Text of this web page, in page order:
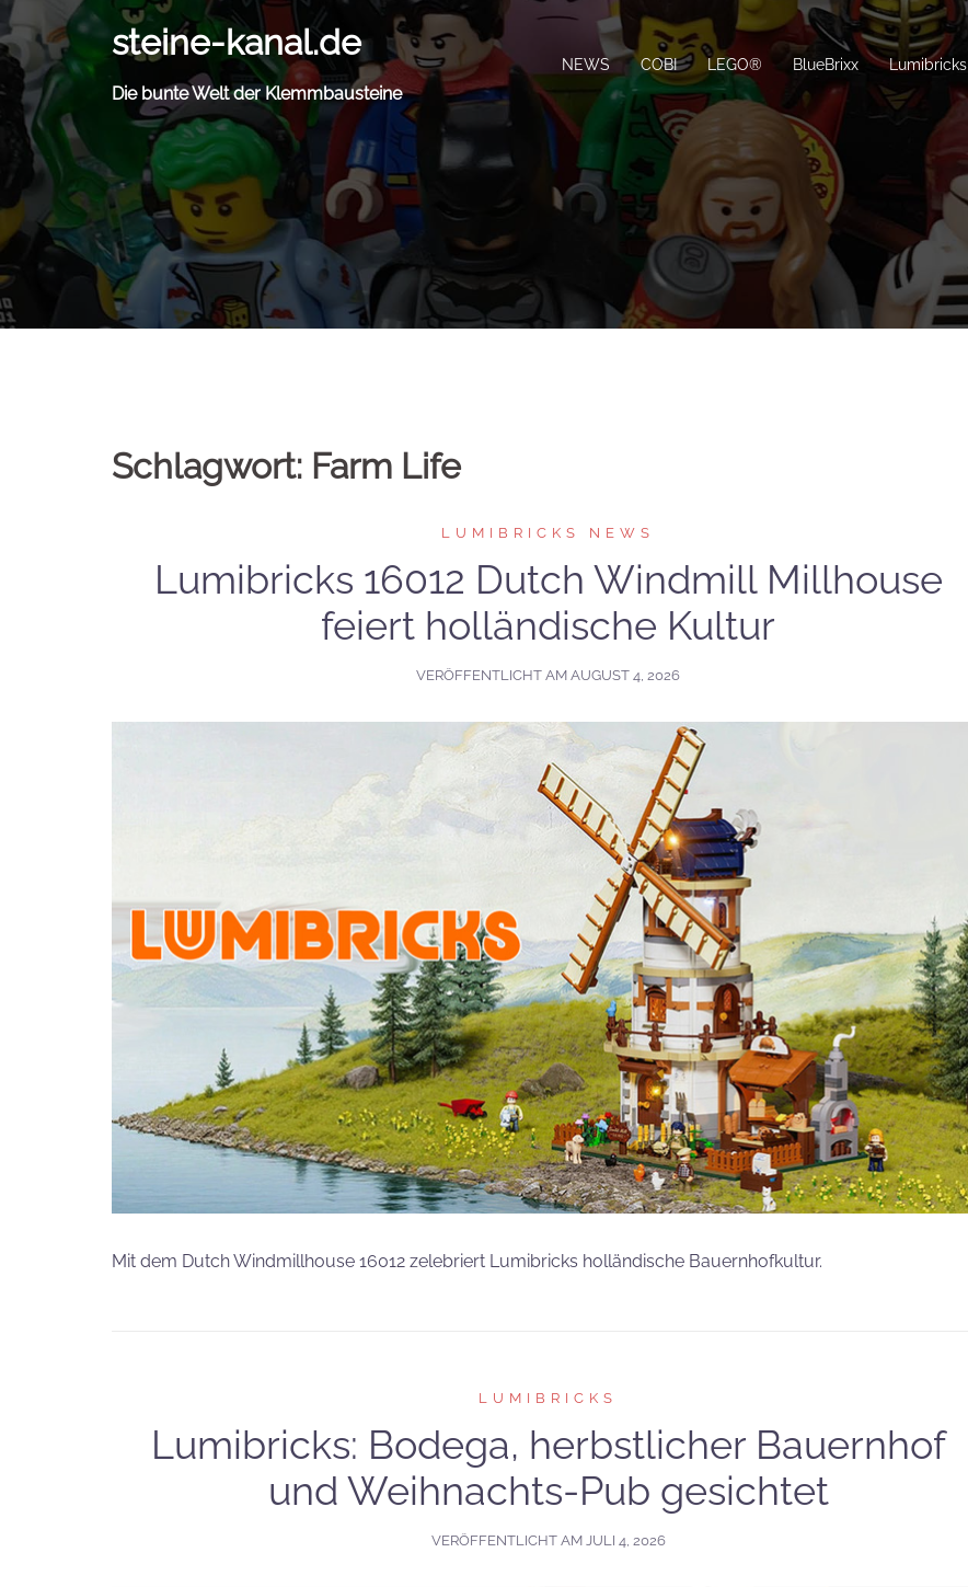
Zum
Inhalt
springen
steine-kanal.de
Die bunte Welt der Klemmbausteine
NEWS COBI LEGO® BlueBrixx Lumibricks
Schlagwort: Farm Life
LUMIBRICKS NEWS
Lumibricks 16012 Dutch Windmill Millhouse
feiert holländische Kultur
VERÖFFENTLICHT AMAUGUST 4, 2026
Mit dem Dutch Windmillhouse 16012 zelebriert Lumibricks holländische Bauernhofkultur.
LUMIBRICKS
Lumibricks: Bodega, herbstlicher Bauernhof
und Weihnachts-Pub gesichtet
VERÖFFENTLICHT AM JULI 4, 2026